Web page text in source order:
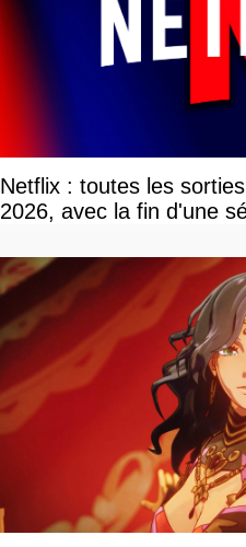
Netflix : toutes les
2026, avec la fin d'une